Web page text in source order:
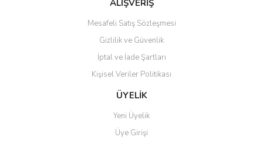
ALIŞVERİŞ
Mesafeli Satış Sözleşmesi
Gizlilik ve Güvenlik
İptal ve İade Şartları
Kişisel Veriler Politikası
ÜYELİK
Yeni Üyelik
Üye Girişi